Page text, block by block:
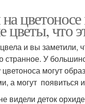
цветы, что
и вы заметили,
странное. У
могут
а могут появиться
видели деток